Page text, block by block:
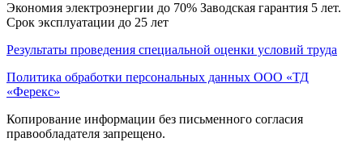
Экономия электроэнергии до 70% Заводская гарантия 5 лет.
Срок эксплуатации до 25 лет
Результаты проведения специальной оценки условий труда
Политика обработки персональных данных ООО «ТД
«Ферекс»
Копирование информации без письменного согласия
правообладателя запрещено.